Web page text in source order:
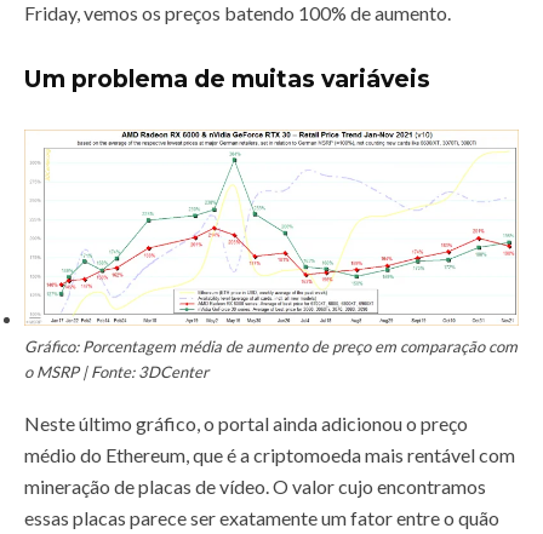
Friday, vemos os preços batendo 100% de aumento.
Um problema de muitas variáveis
Gráfico: Porcentagem média de aumento de preço em comparação com
o MSRP | Fonte: 3DCenter
Neste último gráfico, o portal ainda adicionou o preço
médio do Ethereum, que é a criptomoeda mais rentável com
mineração de placas de vídeo. O valor cujo encontramos
essas placas parece ser exatamente um fator entre o quão